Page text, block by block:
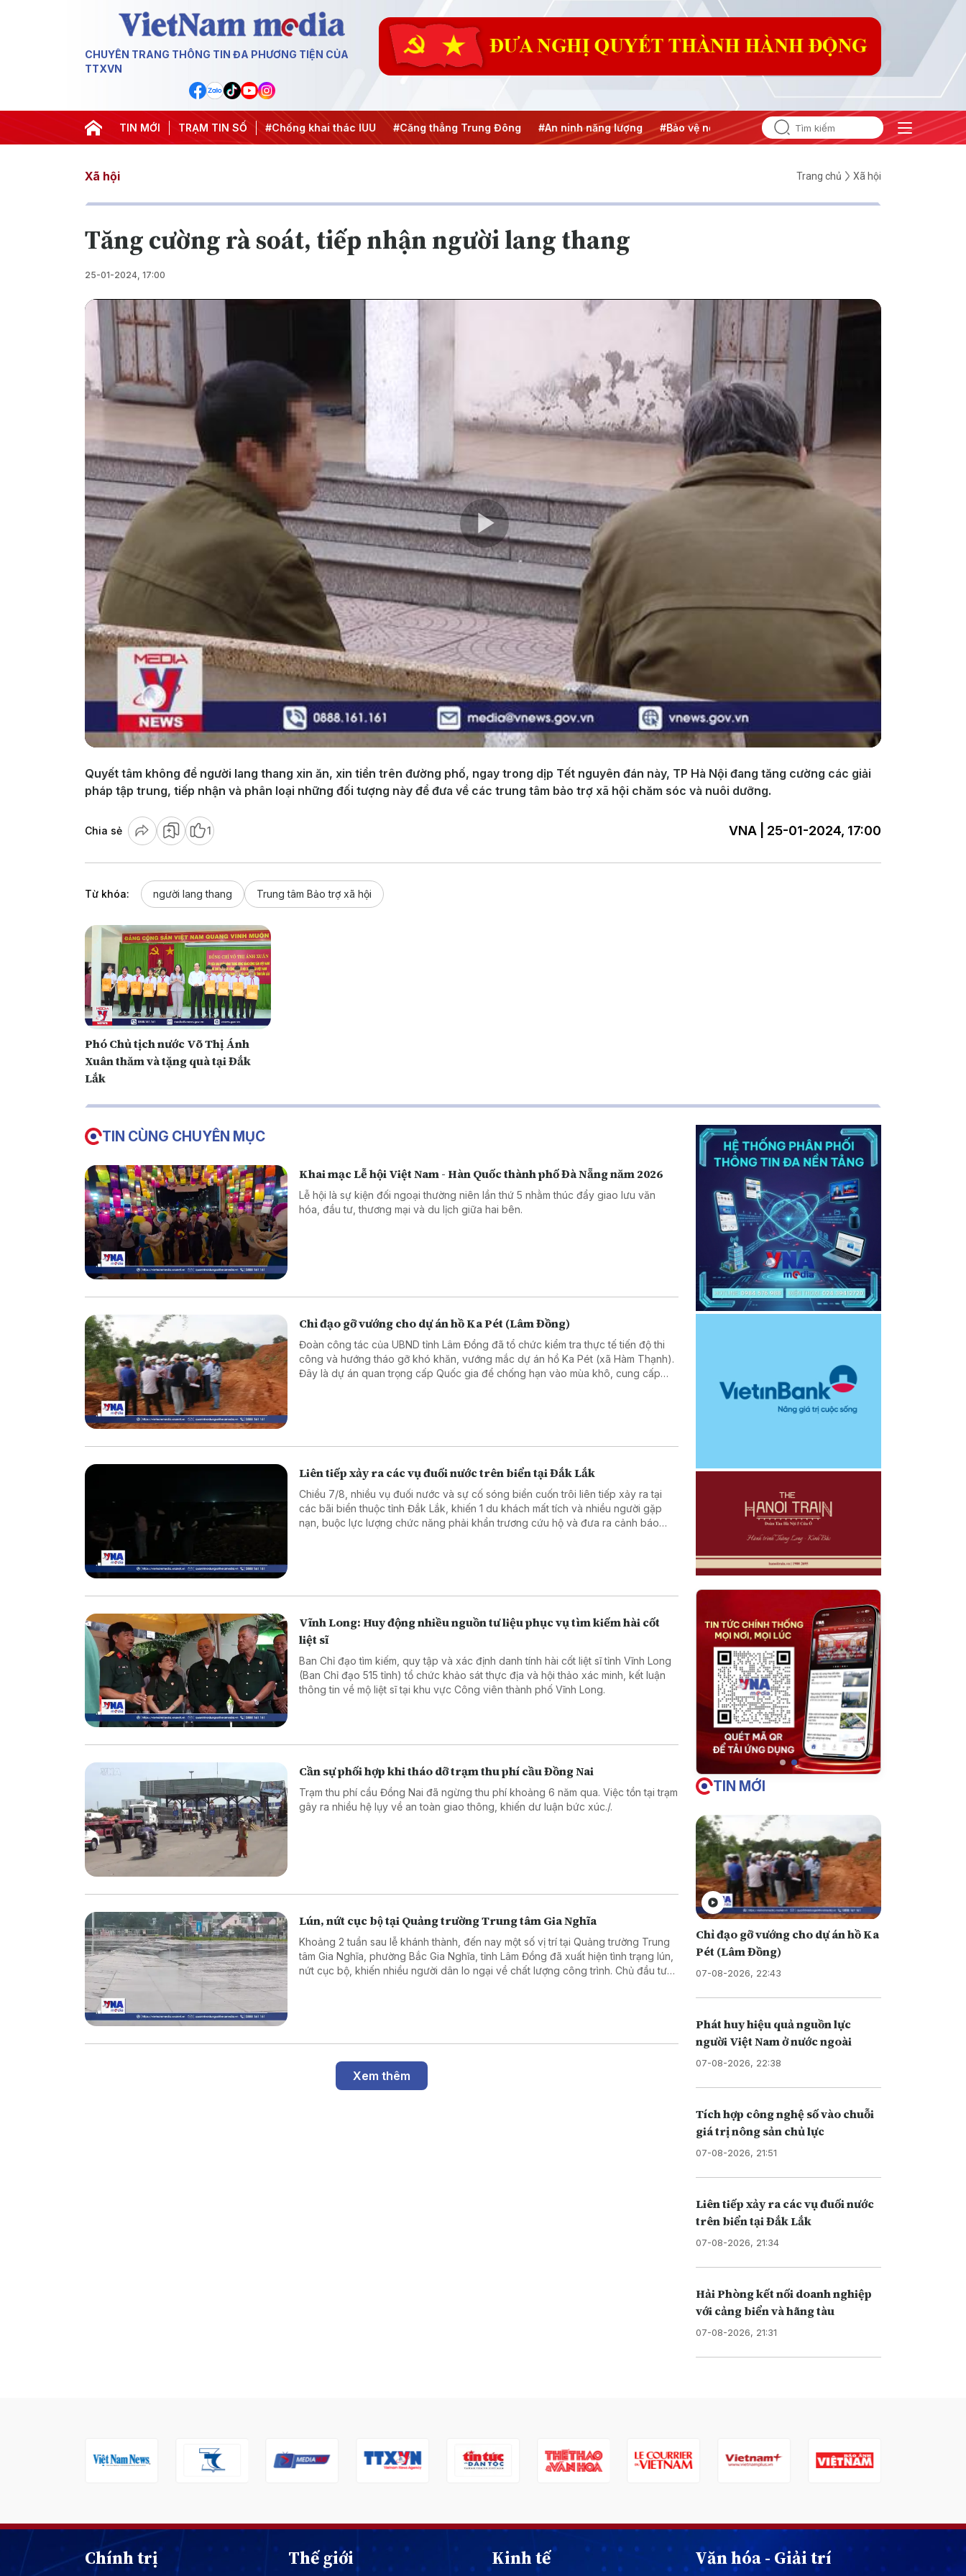
CHUYÊN TRANG THÔNG TIN ĐA PHƯƠNG TIỆN CỦA
TTXVN
TIN MỚI TRẠM TIN SỐ
#Chiến dịch 500 ngày đêm #Chống khai thác IUU #Căng thẳng Trung Đông #An ninh năng lượng #Bảo vệ nền tảng tư tưởng của Đảng #Hội nghị Trung ương 3
Xã hội Trang chủ Xã hội
Tăng cường rà soát, tiếp nhận người lang thang
25-01-2024, 17:00
Play
Video
Quyết tâm không để người lang thang xin ăn, xin tiền trên đường phố, ngay trong dịp Tết nguyên đán này, TP Hà Nội đang tăng cường các giải
pháp tập trung, tiếp nhận và phân loại những đối tượng này để đưa về các trung tâm bảo trợ xã hội chăm sóc và nuôi dưỡng.
Chia sẻ 1 VNA | 25-01-2024, 17:00
Từ khóa: người lang thang Trung tâm Bảo trợ xã hội
Phó Chủ tịch nước Võ Thị Ánh
Xuân thăm và tặng quà tại Đắk
Lắk
TIN CÙNG CHUYÊN MỤC
Khai mạc Lễ hội Việt Nam - Hàn Quốc thành phố Đà Nẵng năm 2026
Lễ hội là sự kiện đối ngoại thường niên lần thứ 5 nhằm thúc đẩy giao lưu văn
hóa, đầu tư, thương mại và du lịch giữa hai bên.
Chỉ đạo gỡ vướng cho dự án hồ Ka Pét (Lâm Đồng)
Đoàn công tác của UBND tỉnh Lâm Đồng đã tổ chức kiểm tra thực tế tiến độ thi
công và hướng tháo gỡ khó khăn, vướng mắc dự án hồ Ka Pét (xã Hàm Thạnh).
Đây là dự án quan trọng cấp Quốc gia để chống hạn vào mùa khô, cung cấp
Liên tiếp xảy ra các vụ đuối nước trên biển tại Đắk Lắk
Chiều 7/8, nhiều vụ đuối nước và sự cố sóng biển cuốn trôi liên tiếp xảy ra tại
các bãi biển thuộc tỉnh Đắk Lắk, khiến 1 du khách mất tích và nhiều người gặp
nạn, buộc lực lượng chức năng phải khẩn trương cứu hộ và đưa ra cảnh báo
Vĩnh Long: Huy động nhiều nguồn tư liệu phục vụ tìm kiếm hài cốt
liệt sĩ
Ban Chỉ đạo tìm kiếm, quy tập và xác định danh tính hài cốt liệt sĩ tỉnh Vĩnh Long
(Ban Chỉ đạo 515 tỉnh) tổ chức khảo sát thực địa và hội thảo xác minh, kết luận
thông tin về mộ liệt sĩ tại khu vực Công viên thành phố Vĩnh Long.
Cần sự phối hợp khi tháo dỡ trạm thu phí cầu Đồng Nai
Trạm thu phí cầu Đồng Nai đã ngừng thu phí khoảng 6 năm qua. Việc tồn tại trạm
gây ra nhiều hệ lụy về an toàn giao thông, khiến dư luận bức xúc./.
Lún, nứt cục bộ tại Quảng trường Trung tâm Gia Nghĩa
Khoảng 2 tuần sau lễ khánh thành, đến nay một số vị trí tại Quảng trường Trung
tâm Gia Nghĩa, phường Bắc Gia Nghĩa, tỉnh Lâm Đồng đã xuất hiện tình trạng lún,
nứt cục bộ, khiến nhiều người dân lo ngại về chất lượng công trình. Chủ đầu tư
Xem thêm
TIN MỚI
Chỉ đạo gỡ vướng cho dự án hồ Ka
Pét (Lâm Đồng)
07-08-2026, 22:43
Phát huy hiệu quả nguồn lực
người Việt Nam ở nước ngoài
07-08-2026, 22:38
Tích hợp công nghệ số vào chuỗi
giá trị nông sản chủ lực
07-08-2026, 21:51
Liên tiếp xảy ra các vụ đuối nước
trên biển tại Đắk Lắk
07-08-2026, 21:34
Hải Phòng kết nối doanh nghiệp
với cảng biển và hãng tàu
07-08-2026, 21:31
Chính trị Thế giới Kinh tế Văn hóa - Giải trí